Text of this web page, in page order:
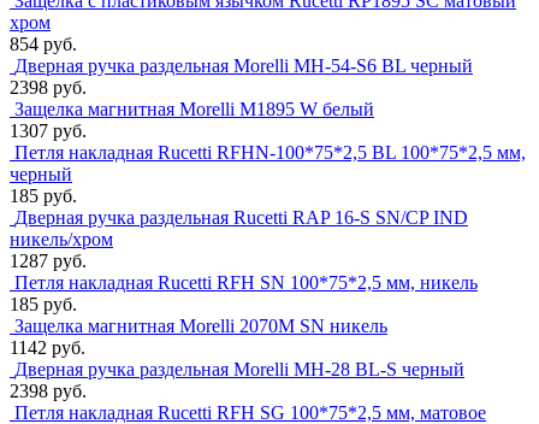
хром
854 руб.
Дверная ручка раздельная Morelli MH-54-S6 BL черный
2398 руб.
Защелка магнитная Morelli M1895 W белый
1307 руб.
Петля накладная Rucetti RFHN-100*75*2,5 BL 100*75*2,5 мм,
черный
185 руб.
Дверная ручка раздельная Rucetti RAP 16-S SN/CP IND
никель/хром
1287 руб.
Петля накладная Rucetti RFН SN 100*75*2,5 мм, никель
185 руб.
Защелка магнитная Morelli 2070M SN никель
1142 руб.
Дверная ручка раздельная Morelli MH-28 BL-S черный
2398 руб.
Петля накладная Rucetti RFН SG 100*75*2,5 мм, матовое